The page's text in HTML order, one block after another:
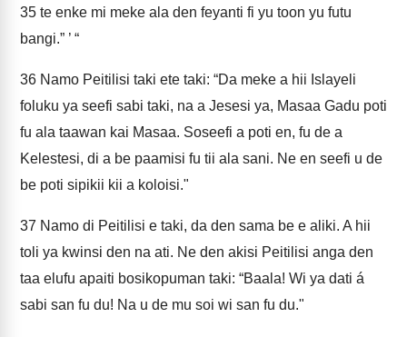
35 te enke mi meke ala den feyanti fi yu toon yu futu
bangi.” ’ “
36 Namo Peitilisi taki ete taki: “Da meke a hii Islayeli
foluku ya seefi sabi taki, na a Jesesi ya, Masaa Gadu poti
fu ala taawan kai Masaa. Soseefi a poti en, fu de a
Kelestesi, di a be paamisi fu tii ala sani. Ne en seefi u de
be poti sipikii kii a koloisi."
37 Namo di Peitilisi e taki, da den sama be e aliki. A hii
toli ya kwinsi den na ati. Ne den akisi Peitilisi anga den
taa elufu apaiti bosikopuman taki: “Baala! Wi ya dati á
sabi san fu du! Na u de mu soi wi san fu du."